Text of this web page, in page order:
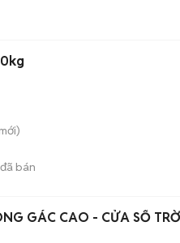
mới)
đã bán
GÁC CAO - CỬA SỔ